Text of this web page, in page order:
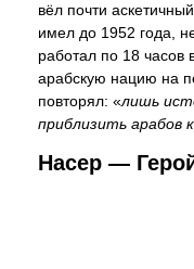
вёл почти
имел до 1952 года,
работал по 18 часов
арабскую нацию на
повторял: «лишь
приблизить арабов
Насер —